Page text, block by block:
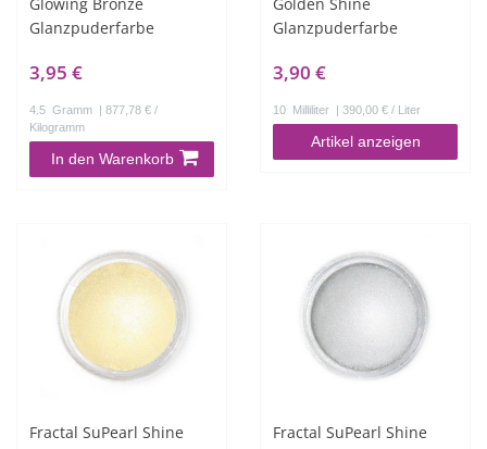
Glanzpuderfarbe
3,95 €
4.5 Gramm | 877,78 € /
Kilogramm
In den Warenkorb
Glanzpuderfarbe
3,90 €
10 Milliliter | 390,00 € / Liter
Artikel anzeigen
Fractal SuPearl Shine
Fractal SuPearl Shine